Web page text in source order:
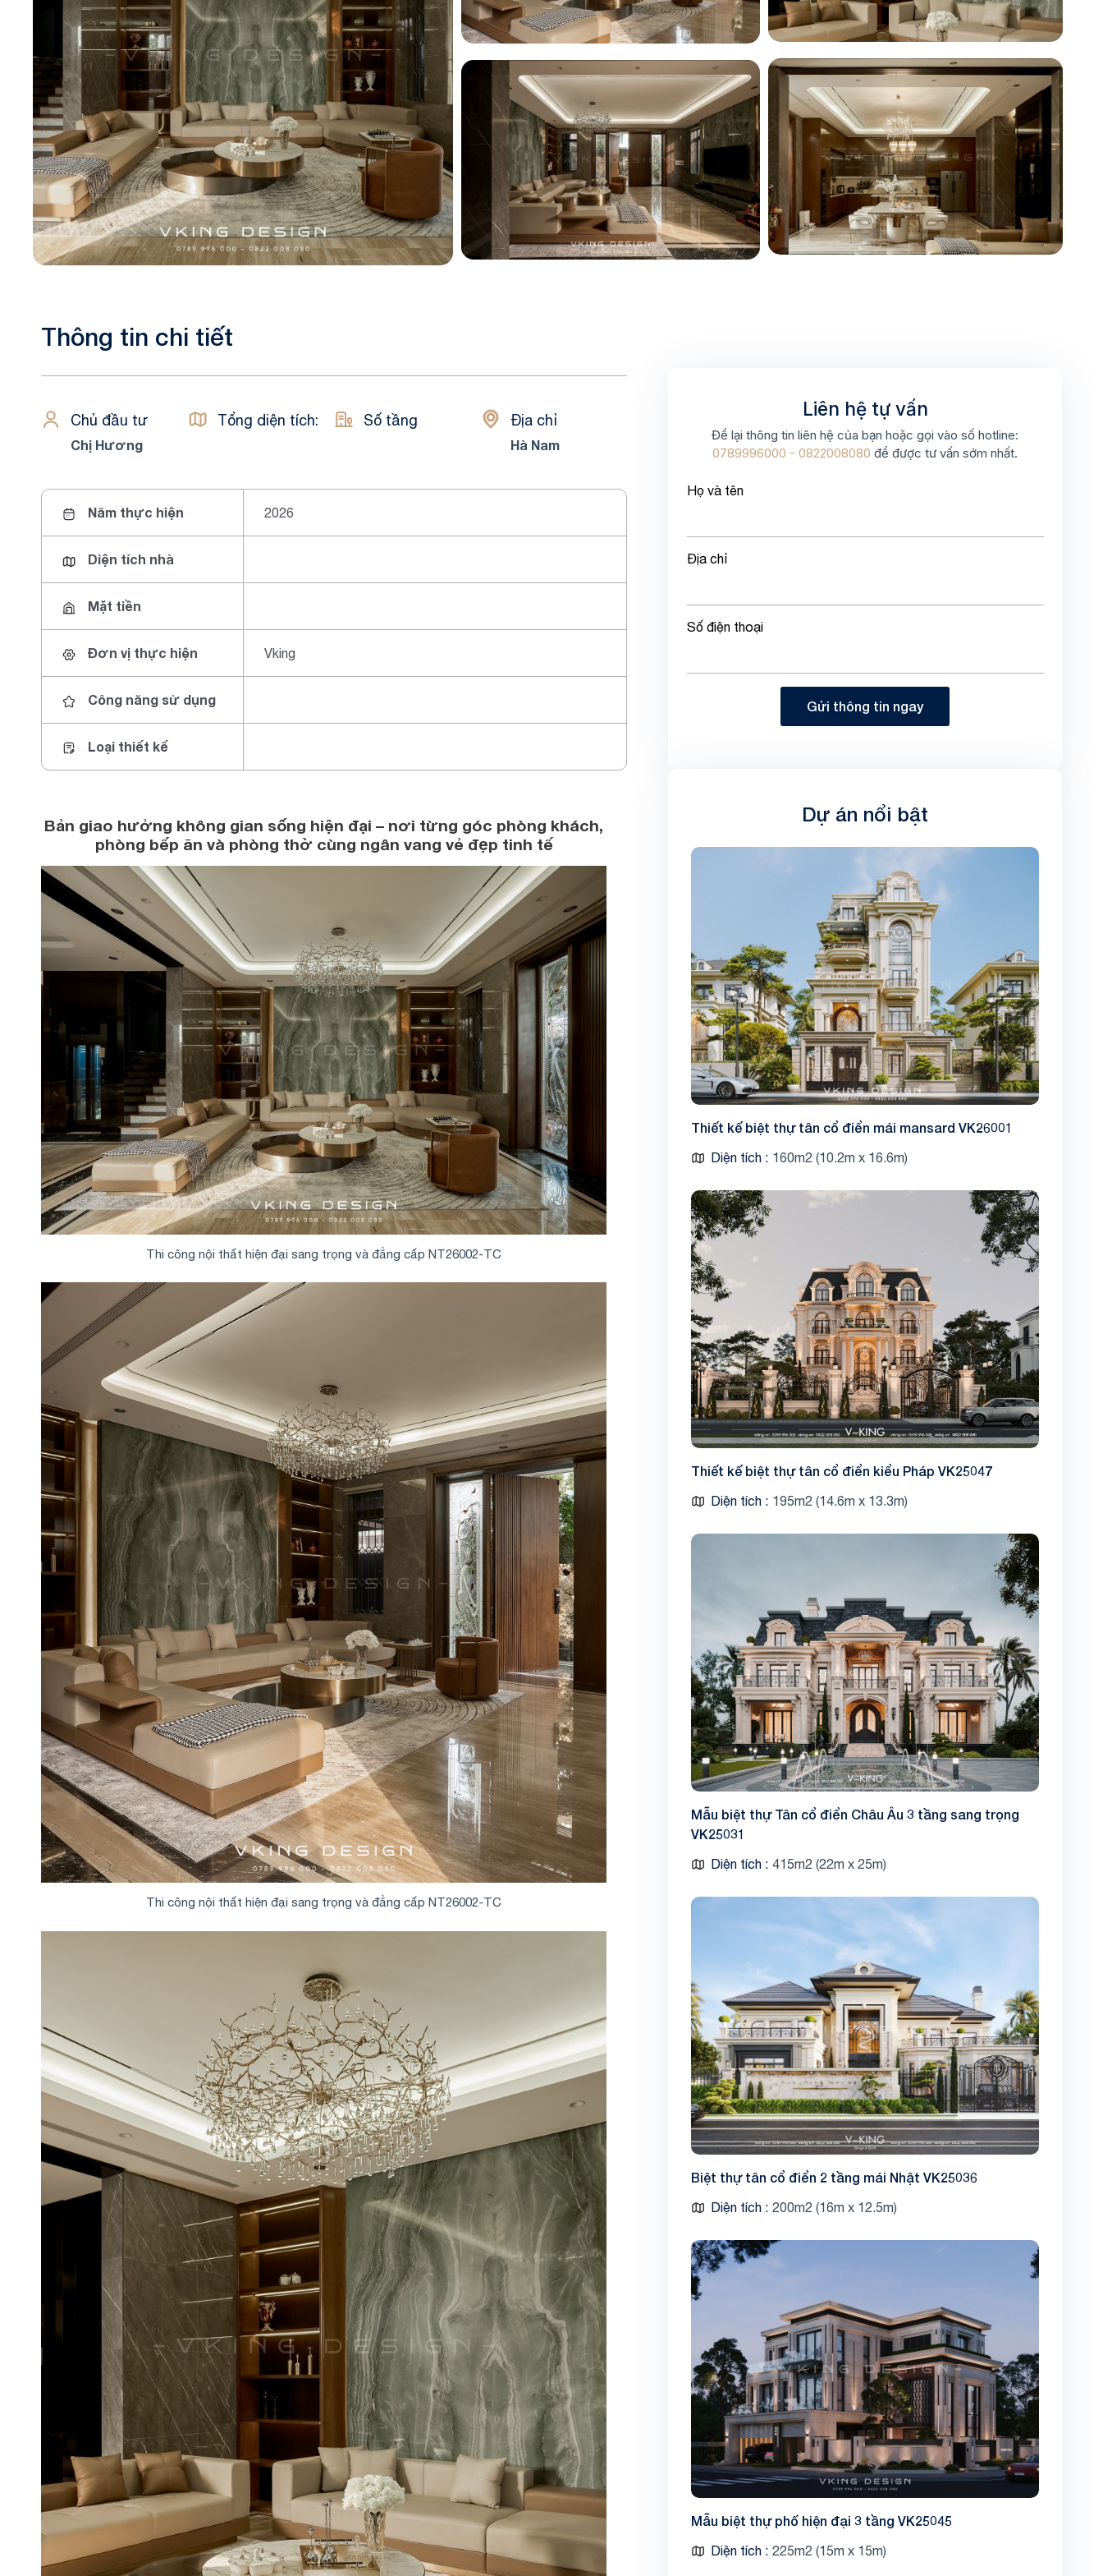
Biệt thự 3 tầng
Biệt thự 4 tầng
Share
Thông tin chi tiết
Chủ đầu tư
Chị Hương
Tổng diện tích: Số tầng Địa chỉ
Hà Nam
Năm thực hiện 2026
Diện tích nhà
Mặt tiền
Đơn vị thực hiện Vking
Công năng sử dụng
Loại thiết kế
Bản giao hưởng không gian sống hiện đại – nơi từng góc phòng khách,
phòng bếp ăn và phòng thờ cùng ngân vang vẻ đẹp tinh tế
Thi công nội thất hiện đại sang trọng và đẳng cấp NT26002-TC
Thi công nội thất hiện đại sang trọng và đẳng cấp NT26002-TC
Liên hệ tự vấn
Để lại thông tin liên hệ của bạn hoặc gọi vào số hotline:
0789996000 - 0822008080 để được tư vấn sớm nhất.
Họ và tên
Địa chỉ
Số điện thoại
Gửi thông tin ngay
Dự án nổi bật
Thiết kế biệt thự tân cổ điển mái mansard VK26001
Diện tích 160m2 (10.2m x 16.6m)
Thiết kế biệt thự tân cổ điển kiểu Pháp VK25047
Diện tích 195m2 (14.6m x 13.3m)
Mẫu biệt thự Tân cổ điển Châu Âu 3 tầng sang trọng
VK25031
Diện tích 415m2 (22m x 25m)
Biệt thự tân cổ điển 2 tầng mái Nhật VK25036
Diện tích 200m2 (16m x 12.5m)
Mẫu biệt thự phố hiện đại 3 tầng VK25045
Diện tích 225m2 (15m x 15m)